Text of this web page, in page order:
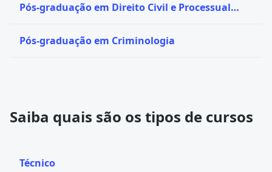
Pós-graduação em Direito Civil e Processual
Pós-graduação em Criminologia
Saiba quais são os tipos de cursos
Técnico